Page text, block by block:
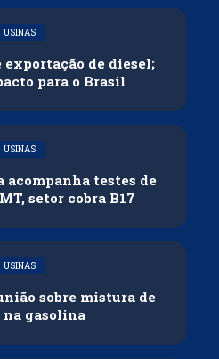
USINAS
exportação de diesel;
para o Brasil
USINAS
testes de
setor cobra B17
USINAS
sobre mistura de
gasolina